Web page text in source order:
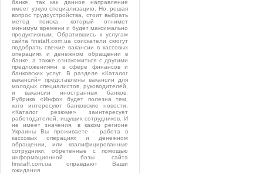
банке, так как данное направление
имеет узкую специализацию. Но, решая
вопрос трудоустройства, стоит выбрать
метод поиска, который отнимет
минимум времени и будет максимально
продуктивным. Обратившись к услугам
сайта finstaff.com.ua соискатели смогут
подобрать свежие вакансии в кассовых
операциях и денежном обращении в
банке, а также ознакомиться с другими
предложениями в сфере финансов и
банковских услуг. В разделе «Каталог
вакансий» представлены вакансии для
молодых специалистов, руководителей,
и вакансии иностранных банков.
Рубрика «Инфо» будет полезна тем,
кого интересуют банковские новости,
«Каталог резюме» заинтересует
работодателей, ищущих сотрудников. И
не имеет значения, в каком регионе
Украины Вы проживаете - работа в
кассовых операциях и денежном
обращении, или квалифицированные
сотрудники, обретенные с помощью
информационной базы сайта
finstaff.com.ua оправдают Ваши
ожидания.